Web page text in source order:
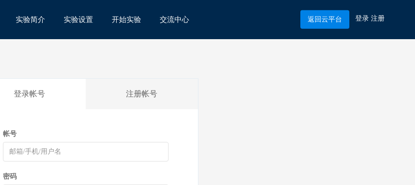
实验简介 实验设置 开始实验 交流中心 登录 注册
返回云平台
登录帐号 注册帐号
帐号
密码